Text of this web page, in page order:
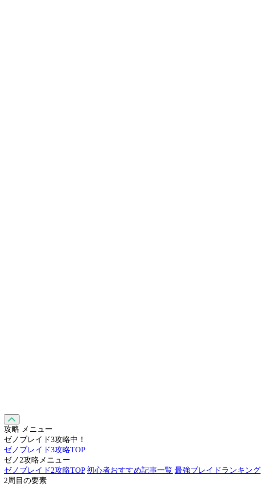
攻略 メニュー
ゼノブレイド3攻略中！
ゼノブレイド3攻略TOP
ゼノ2攻略メニュー
ゼノブレイド2攻略TOP 初心者おすすめ記事一覧 最強ブレイドランキング
2周目の要素